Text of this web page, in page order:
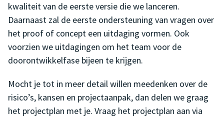
kwaliteit van de eerste versie die we lanceren.
Daarnaast zal de eerste ondersteuning van vragen over
het proof of concept een uitdaging vormen. Ook
voorzien we uitdagingen om het team voor de
doorontwikkelfase bijeen te krijgen.
Mocht je tot in meer detail willen meedenken over de
risico’s, kansen en projectaanpak, dan delen we graag
het projectplan met je. Vraag het projectplan aan via